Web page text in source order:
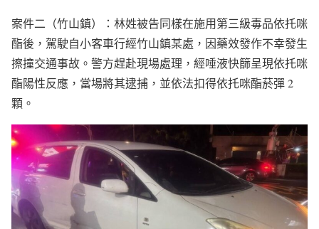
案件二（竹山鎮）：林姓被告同樣在施用第三級毒品依托咪
酯後，駕駛自小客車行經竹山鎮某處，因藥效發作不幸發生
擦撞交通事故。警方趕赴現場處理，經唾液快篩呈現依托咪
酯陽性反應，當場將其逮捕，並依法扣得依托咪酯菸彈 2
顆。